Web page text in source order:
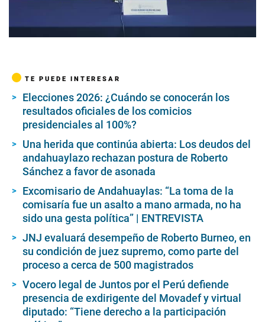
00:00/02:52
TE PUEDE INTERESAR
Elecciones 2026: ¿Cuándo se conocerán los
resultados oficiales de los comicios
presidenciales al 100%?
Una herida que continúa abierta: Los deudos del
andahuaylazo rechazan postura de Roberto
Sánchez a favor de asonada
Excomisario de Andahuaylas: “La toma de la
comisaría fue un asalto a mano armada, no ha
sido una gesta política” | ENTREVISTA
JNJ evaluará desempeño de Roberto Burneo, en
su condición de juez supremo, como parte del
proceso a cerca de 500 magistrados
Vocero legal de Juntos por el Perú defiende
presencia de exdirigente del Movadef y virtual
diputado: “Tiene derecho a la participación